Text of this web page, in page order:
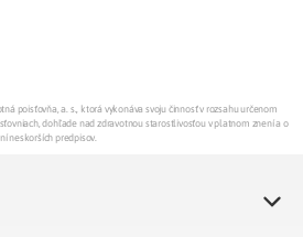
poisťovňa, a. s., ktorá vykonáva svoju činnosť v rozsahu určenom
dohľade nad zdravotnou starostlivosťou v platnom znení a o
neskorších predpisov.